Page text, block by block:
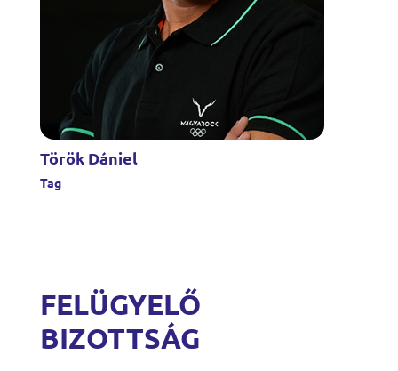
Török Dániel
Tag
FELÜGYELŐ
BIZOTTSÁG